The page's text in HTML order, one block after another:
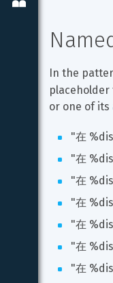
In the
placeholder
or one of its
"在
"在
"在
"在
"在
"在
"在